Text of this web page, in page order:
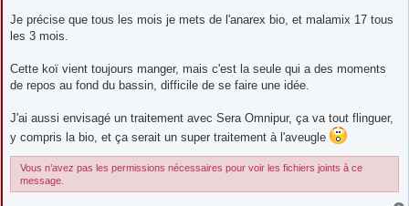
Je précise que tous les mois je mets de l'anarex bio, et malamix 17 tous
les 3 mois.
Cette koï vient toujours manger, mais c'est la seule qui a des moments
de repos au fond du bassin, difficile de se faire une idée.
J'ai aussi envisagé un traitement avec Sera Omnipur, ça va tout flinguer,
y compris la bio, et ça serait un super traitement à l'aveugle
Vous n’avez pas les permissions nécessaires pour voir les fichiers joints à ce
message.